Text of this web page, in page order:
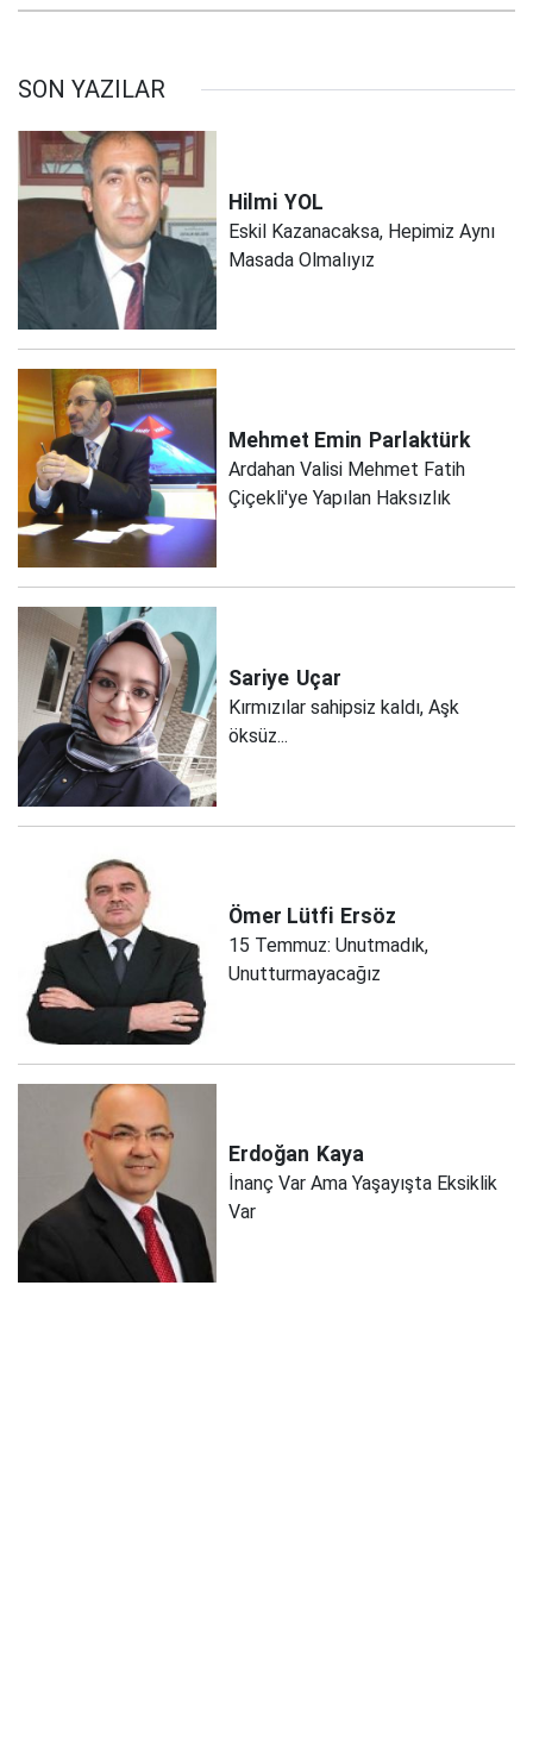
SON YAZILAR
Hilmi YOL
Eskil Kazanacaksa, Hepimiz Aynı
Masada Olmalıyız
Mehmet Emin Parlaktürk
Ardahan Valisi Mehmet Fatih
Çiçekli'ye Yapılan Haksızlık
Sariye Uçar
Kırmızılar sahipsiz kaldı, Aşk
öksüz...
Ömer Lütfi Ersöz
15 Temmuz: Unutmadık,
Unutturmayacağız
Erdoğan Kaya
İnanç Var Ama Yaşayışta Eksiklik
Var